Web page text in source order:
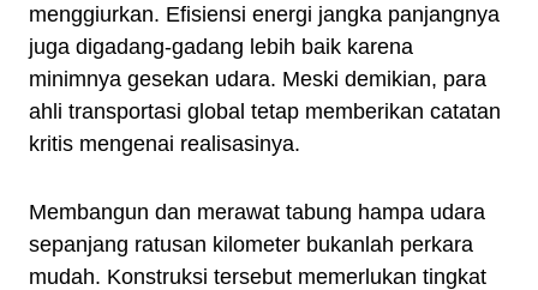
menggiurkan. Efisiensi energi jangka panjangnya
juga digadang-gadang lebih baik karena
minimnya gesekan udara. Meski demikian, para
ahli transportasi global tetap memberikan catatan
kritis mengenai realisasinya.
Membangun dan merawat tabung hampa udara
sepanjang ratusan kilometer bukanlah perkara
mudah. Konstruksi tersebut memerlukan tingkat